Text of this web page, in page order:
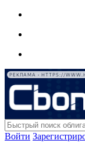
РЕКЛАМА • HTTPS://
Войти